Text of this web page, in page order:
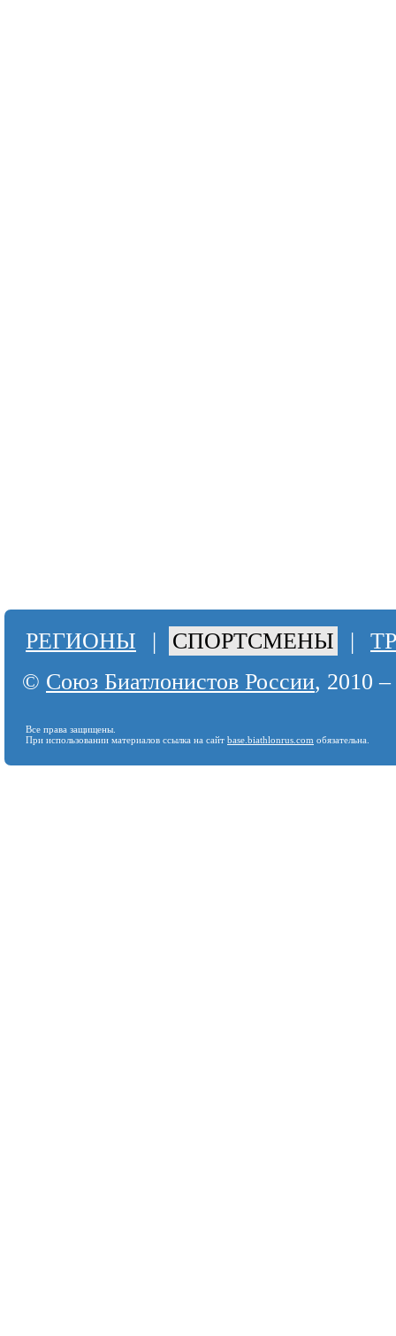
РЕГИОНЫ | СПОРТСМЕНЫ |
© Союз Биатлонистов России, 2010
Все права защищены.
При использовании материалов ссылка на сайт base.biathlonrus.com обязательна.